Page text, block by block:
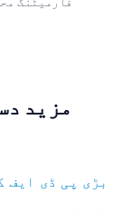
مزید
بڑی پی ڈی ایف